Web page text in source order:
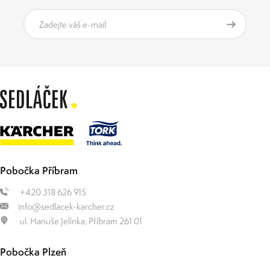
Pobočka Příbram
+420 318 626 915
info@sedlacek-karcher.cz
ul. Hanuše Jelínka, Příbram 261 01
Pobočka Plzeň